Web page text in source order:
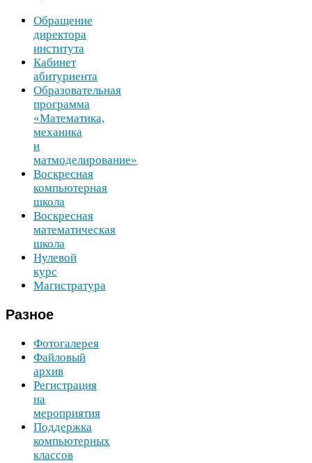
Обращение
директора
института
Кабинет
абитуриента
Образовательная
программа
«Математика,
механика
и
матмоделирование»
Воскресная
компьютерная
школа
Воскресная
математическая
школа
Нулевой
курс
Магистратура
Разное
Фотогалерея
Файловый
архив
Регистрация
на
мероприятия
Поддержка
компьютерных
классов